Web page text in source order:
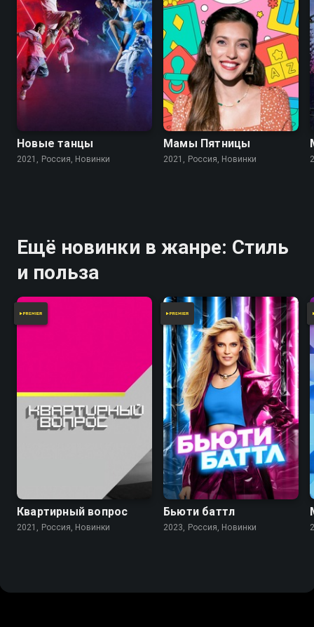
Новые танцы
2021, Россия, Новинки
Мамы Пятницы
2021, Россия, Новинки
Ещё новинки в жанре: Стиль
и польза
Квартирный вопрос
2021, Россия, Новинки
Бьюти баттл
2023, Россия, Новинки